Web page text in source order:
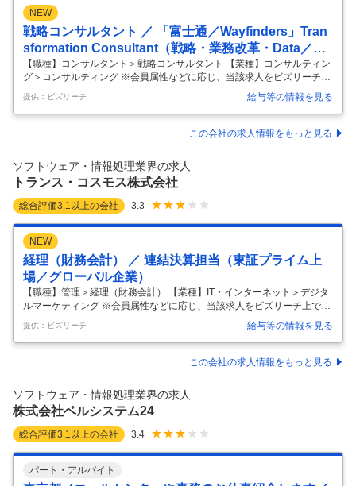
NEW
戦略コンサルタント ／ 「富士通／Wayfinders」Tran
sformation Consultant（戦略・業務改革・Data／A
I）
【職種】コンサルタント＞戦略コンサルタント 【業種】コンサルティン
グ＞コンサルティング ※会員属性などに応じ、当該求人をビズリーチ上
で閲覧された際に内容が異なる場合があります 富士通のコンサルティン
グ組織 Wayfinders において、 企業変革を構想から実行まで一気通貫で
推進する Transformation Consultant（戦略・業務改革・Data/AI） を募
集します。 企業を取り巻く環境が急速に変化する中、多くの経営課題は
向上など、経営アジェンダ…
提供：ビズリーチ 給与等の情報を見る
この会社の求人情報をもっと見る
ソフトウェア・情報処理業界の求人
トランス・コスモス株式会社
総合評価3.1 以上の会社 3.3
NEW
経理（財務会計） ／ 連結決算担当（東証プライム上
場／グローバル企業）
【職種】管理＞経理（財務会計） 【業種】IT・インターネット＞デジタ
ルマーケティング ※会員属性などに応じ、当該求人をビズリーチ上で閲
覧された際に内容が異なる場合があります ■仕事内容 本社の経理財務部
門の連結決算において、連結決算業務の実務のマネジャーとして、 リー
ダーシップを発揮しながら連結決算及び開示資料作成業務のマネジメン
トと 業務に関与する人材の育成を担当していただきます。 また、海外子
業務 ∟各企業を担当しているメンバーのレビューを含む ②国内外の子会
…
提供：ビズリーチ 給与等の情報を見る
この会社の求人情報をもっと見る
ソフトウェア・情報処理業界の求人
株式会社ベルシステム24
総合評価3.1 以上の会社 3.4
パート・アルバイト